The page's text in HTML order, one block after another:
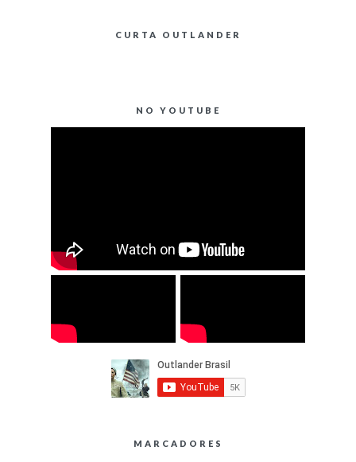
CURTA OUTLANDER
NO YOUTUBE
MARCADORES